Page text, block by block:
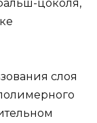
цоколя,
слоя